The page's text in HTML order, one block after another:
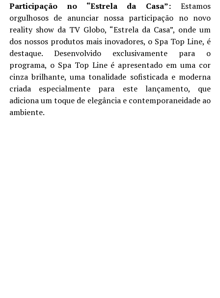
Participação no “Estrela da Casa”: Estamos
orgulhosos de anunciar nossa participação no novo
reality show da TV Globo, “Estrela da Casa”, onde um
dos nossos produtos mais inovadores, o Spa Top Line, é
destaque. Desenvolvido exclusivamente para o
programa, o Spa Top Line é apresentado em uma cor
cinza brilhante, uma tonalidade sofisticada e moderna
criada especialmente para este lançamento, que
adiciona um toque de elegância e contemporaneidade ao
ambiente.